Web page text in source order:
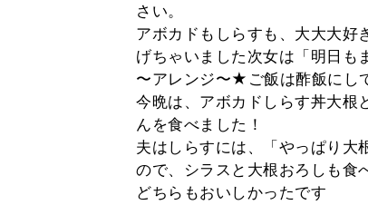
さい。
アボカドもしらすも、大大大好
げちゃいました次女は「明日も
〜アレンジ〜★ご飯は酢飯にし
今晩は、アボカドしらす丼大根
んを食べました！
夫はしらすには、「やっぱり大
ので、シラスと大根おろしも食
どちらもおいしかったです